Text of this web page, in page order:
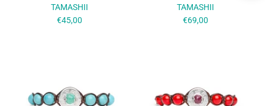
TAMASHII
€45,00
TAMASHII
€69,00